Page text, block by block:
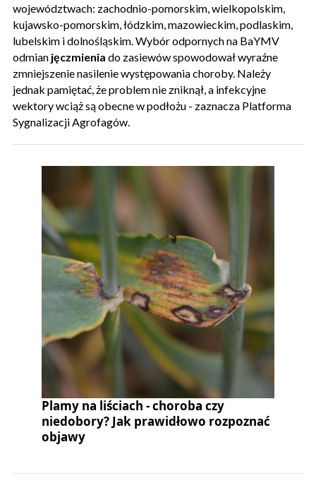
województwach: zachodnio-pomorskim, wielkopolskim,
kujawsko-pomorskim, łódzkim, mazowieckim, podlaskim,
lubelskim i dolnośląskim. Wybór odpornych na BaYMV
odmian jęczmienia do zasiewów spowodował wyraźne
zmniejszenie nasilenie występowania choroby. Należy
jednak pamiętać, że problem nie zniknął, a infekcyjne
wektory wciąż są obecne w podłożu - zaznacza Platforma
Sygnalizacji Agrofagów.
Plamy na liściach - choroba czy
niedobory? Jak prawidłowo rozpoznać
objawy